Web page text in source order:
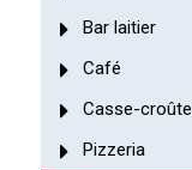
Bar laitier
Café
Casse-croûte
Pizzeria